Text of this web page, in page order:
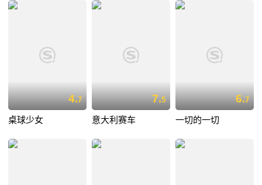
4.7
桌球少女
7.5
意大利赛车
6.7
一切的一切